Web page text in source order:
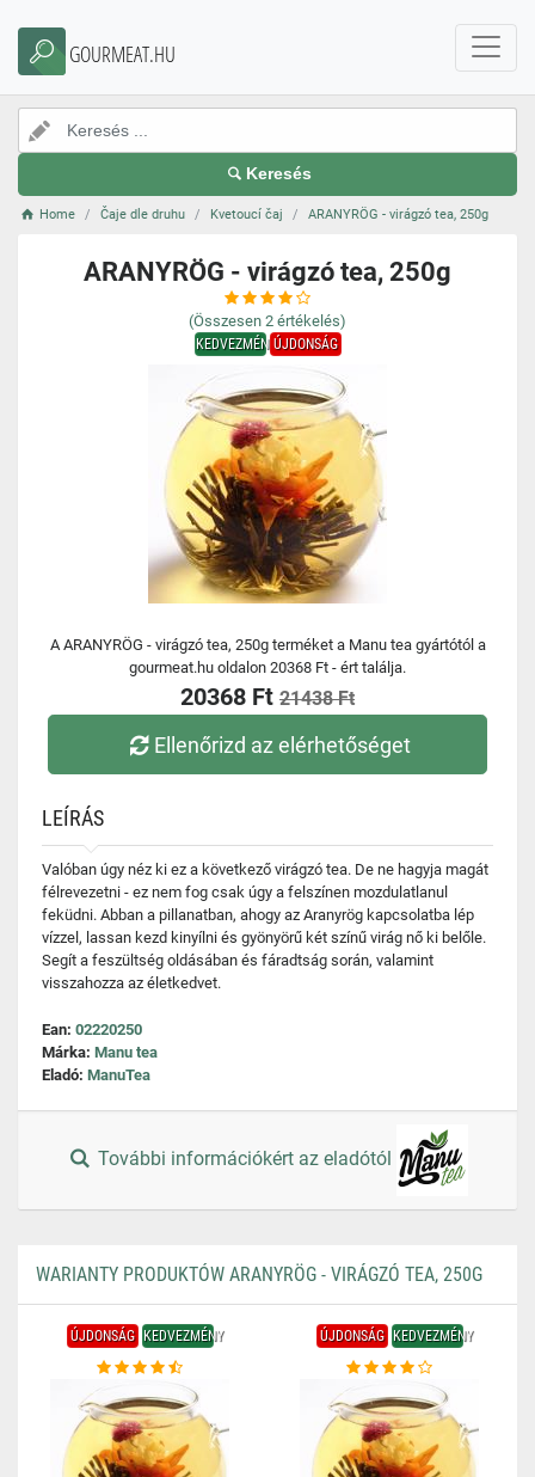
GOURMEAT.HU
Keresés
Home Čaje dle druhu Kvetoucí čaj ARANYRÖG - virágzó tea, 250g
ARANYRÖG - virágzó tea, 250g
(Összesen 2 értékelés)
KEDVEZMÉNYÚJDONSÁG
A ARANYRÖG - virágzó tea, 250g terméket a Manu tea gyártótól a
gourmeat.hu oldalon 20368 Ft - ért találja.
20368 Ft 21438 Ft
Ellenőrizd az elérhetőséget
LEÍRÁS
Valóban úgy néz ki ez a következő virágzó tea. De ne hagyja magát
félrevezetni - ez nem fog csak úgy a felszínen mozdulatlanul
feküdni. Abban a pillanatban, ahogy az Aranyrög kapcsolatba lép
vízzel, lassan kezd kinyílni és gyönyörű két színű virág nő ki belőle.
Segít a feszültség oldásában és fáradtság során, valamint
visszahozza az életkedvet.
Ean: 02220250
Márka: Manu tea
Eladó: ManuTea
További információkért az eladótól
WARIANTY PRODUKTÓW ARANYRÖG - VIRÁGZÓ TEA, 250G
ÚJDONSÁG KEDVEZMÉNY ÚJDONSÁG KEDVEZMÉNY